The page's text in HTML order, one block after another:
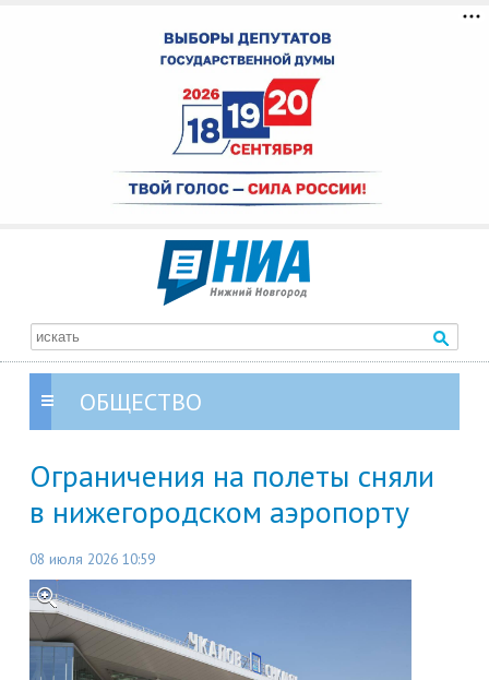
ОБЩЕСТВО
Ограничения на полеты сняли
в нижегородском аэропорту
08 июля 2026 10:59